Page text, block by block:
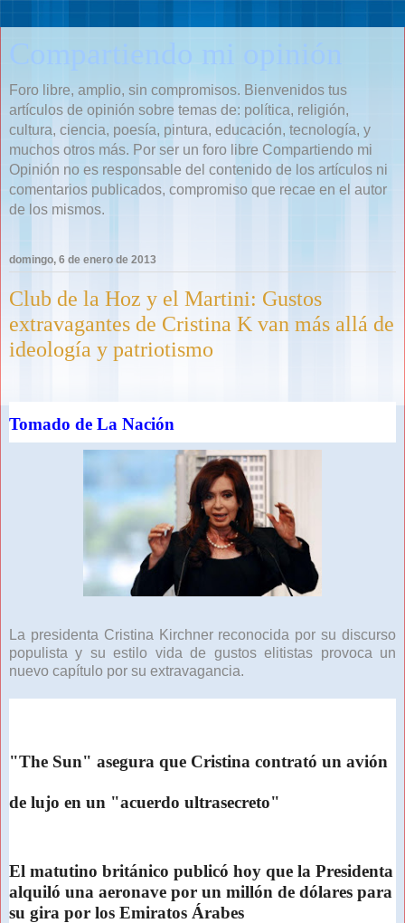
Compartiendo mi opinión
Foro libre, amplio, sin compromisos. Bienvenidos tus
artículos de opinión sobre temas de: política, religión,
cultura, ciencia, poesía, pintura, educación, tecnología, y
muchos otros más. Por ser un foro libre Compartiendo mi
Opinión no es responsable del contenido de los artículos ni
comentarios publicados, compromiso que recae en el autor
de los mismos.
domingo, 6 de enero de 2013
Club de la Hoz y el Martini: Gustos
extravagantes de Cristina K van más allá de
ideología y patriotismo
Tomado de La Nación
La presidenta Cristina Kirchner reconocida por su discurso
populista y su estilo vida de gustos elitistas provoca un
nuevo capítulo por su extravagancia.
"The Sun" asegura que Cristina contrató un avión
de lujo en un "acuerdo ultrasecreto"
El matutino británico publicó hoy que la Presidenta
alquiló una aeronave por un millón de dólares para
su gira por los Emiratos Árabes